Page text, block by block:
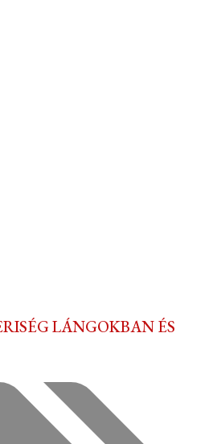
LÁNGOKBAN ÉS